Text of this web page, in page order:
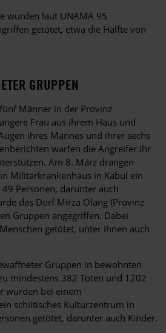
wurden laut UNAMA 95
getötet, etwa die Hälfte von
GRUPPEN
Männer in der Provinz
Frau aus ihrem Haus und
ihres Mannes und ihrer sechs
warfen die Angreifer ihr
Am 8. März drangen
Militärkrankenhaus in Kabul ein
Personen, darunter auch
das Dorf Mirza Olang (Provinz
Gruppen angegriffen. Dabei
getötet, unter ihnen auch
Gruppen in bewohnten
mindestens 382 Toten und 1202
wurden bei einem
schiitisches Kulturzentrum in
getötet, darunter auch Kinder.